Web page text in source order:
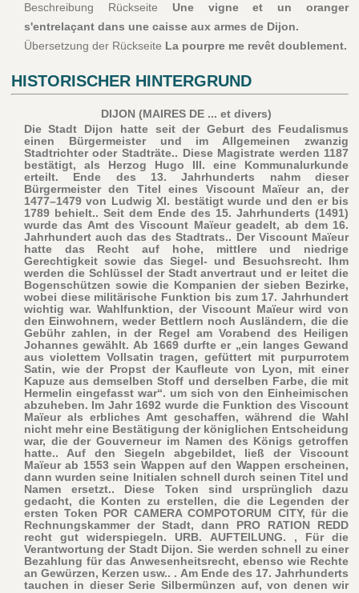
Beschreibung Rückseite Une vigne et un oranger
s'entrelaçant dans une caisse aux armes de Dijon.
Übersetzung der Rückseite La pourpre me revêt doublement.
HISTORISCHER HINTERGRUND
DIJON (MAIRES DE ... et divers)
Die Stadt Dijon hatte seit der Geburt des Feudalismus
einen Bürgermeister und im Allgemeinen zwanzig
Stadtrichter oder Stadträte.. Diese Magistrate werden 1187
bestätigt, als Herzog Hugo III. eine Kommunalurkunde
erteilt. Ende des 13. Jahrhunderts nahm dieser
Bürgermeister den Titel eines Viscount Maïeur an, der
1477–1479 von Ludwig XI. bestätigt wurde und den er bis
1789 behielt.. Seit dem Ende des 15. Jahrhunderts (1491)
wurde das Amt des Viscount Maïeur geadelt, ab dem 16.
Jahrhundert auch das des Stadtrats.. Der Viscount Maïeur
hatte das Recht auf hohe, mittlere und niedrige
Gerechtigkeit sowie das Siegel- und Besuchsrecht. Ihm
werden die Schlüssel der Stadt anvertraut und er leitet die
Bogenschützen sowie die Kompanien der sieben Bezirke,
wobei diese militärische Funktion bis zum 17. Jahrhundert
wichtig war. Wahlfunktion, der Viscount Maïeur wird von
den Einwohnern, weder Bettlern noch Ausländern, die die
Gebühr zahlen, in der Regel am Vorabend des Heiligen
Johannes gewählt. Ab 1669 durfte er „ein langes Gewand
aus violettem Vollsatin tragen, gefüttert mit purpurrotem
Satin, wie der Propst der Kaufleute von Lyon, mit einer
Kapuze aus demselben Stoff und derselben Farbe, die mit
Hermelin eingefasst war“. um sich von den Einheimischen
abzuheben. Im Jahr 1692 wurde die Funktion des Viscount
Maïeur als erbliches Amt geschaffen, während die Wahl
nicht mehr eine Bestätigung der königlichen Entscheidung
war, die der Gouverneur im Namen des Königs getroffen
hatte.. Auf den Siegeln abgebildet, ließ der Viscount
Maïeur ab 1553 sein Wappen auf den Wappen erscheinen,
dann wurden seine Initialen schnell durch seinen Titel und
Namen ersetzt.. Diese Token sind ursprünglich dazu
gedacht, die Konten zu erstellen, die die Legenden der
ersten Token POR CAMERA COMPOTORUM CITY, für die
Rechnungskammer der Stadt, dann PRO RATION REDD
recht gut widerspiegeln. URB. AUFTEILUNG. , Für die
Verantwortung der Stadt Dijon. Sie werden schnell zu einer
Bezahlung für das Anwesenheitsrecht, ebenso wie Rechte
an Gewürzen, Kerzen usw.. . Am Ende des 17. Jahrhunderts
tauchen in dieser Serie Silbermünzen auf, von denen wir